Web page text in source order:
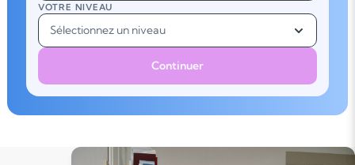
VOTRE NIVEAU
Sélectionnez un niveau
Continuer